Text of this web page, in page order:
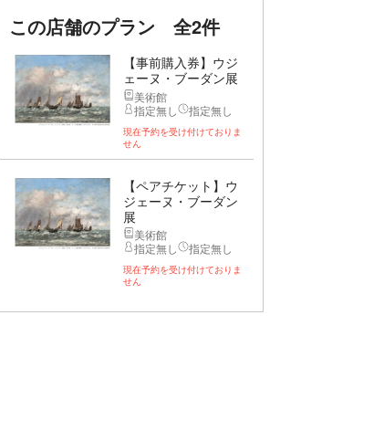
この店舗のプラン 全2件
【事前購入券】ウジ
ェーヌ・ブーダン展
美術館
指定無し
指定無し
現在予約を受け付けておりま
せん
【ペアチケット】ウ
ジェーヌ・ブーダン
展
美術館
指定無し
指定無し
現在予約を受け付けておりま
せん